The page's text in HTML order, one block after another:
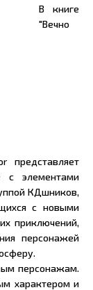
В книге
"Вечно
представляет
с элементами
КДшников,
с новыми
приключений,
персонажей
персонажам.
характером и